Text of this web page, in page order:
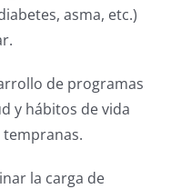
asma, etc.)
de programas
y hábitos de vida
tempranas.
la carga de